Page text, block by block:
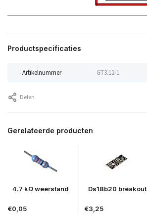
Productspecificaties
Artikelnummer GT3.12-1
Delen
Gerelateerde producten
4.7 kΩ weerstand
€0,05
Ds18b20 breakout
€3,25